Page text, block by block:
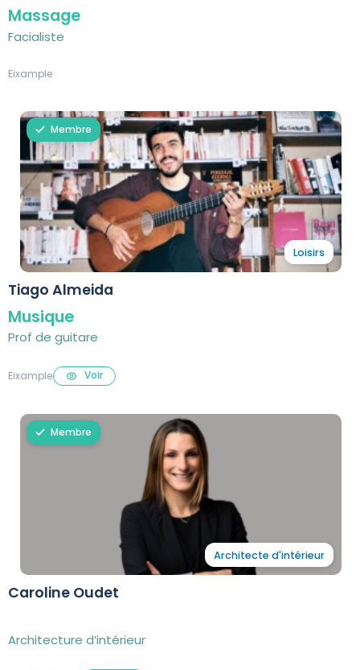
Massage
Facialiste
Eixample
Membre
Loisirs
Tiago Almeida
Musique
Prof de guitare
Eixample Voir
Membre
Architecte d'intérieur
Caroline Oudet
Architecture d’intérieur